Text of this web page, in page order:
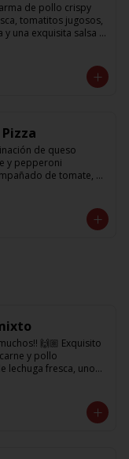
de pollo crispy
tomatitos jugosos,
una exquisita salsa
de queso
y pepperoni
de tomate,
🙌🏼 Exquisito
y pollo
lechuga fresca, unos
de 350 cc